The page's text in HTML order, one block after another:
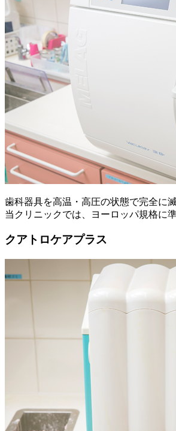
歯科器具を高温・高圧の状態で完全に滅
当クリニックでは、ヨーロッパ規格に
クアトロケアプラス